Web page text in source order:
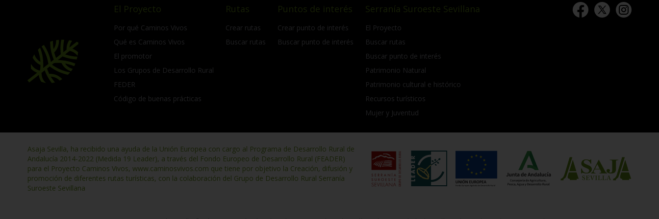
El Proyecto
Por qué Caminos Vivos
Qué es Caminos Vivos
El promotor
Los Grupos de Desarrollo Rural
FEDER
Código de buenas prácticas
Rutas
Crear rutas
Buscar rutas
Puntos de interés
Crear punto de interés
Buscar punto de interés
Serranía Suroeste Sevillana
El Proyecto
Buscar rutas
Buscar punto de interés
Patrimonio Natural
Patrimonio cultural e histórico
Recursos turísticos
Mujer y Juventud
Asaja Sevilla, ha recibido una ayuda de la Unión Europea con cargo al Programa de Desarrollo Rural de
Andalucía 2014-2022 (Medida 19 Leader), a través del Fondo Europeo de Desarrollo Rural (FEADER)
para el Proyecto Caminos Vivos, www.caminosvivos.com que tiene por objetivo la Creación, difusión y
promoción de diferentes rutas turísticas, con la colaboración del Grupo de Desarrollo Rural Serranía
Suroeste Sevillana